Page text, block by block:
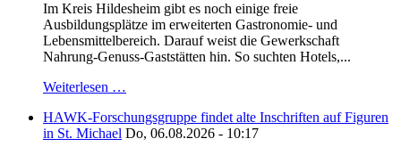
Im Kreis Hildesheim gibt es noch einige freie
Ausbildungsplätze im erweiterten Gastronomie- und
Lebensmittelbereich. Darauf weist die Gewerkschaft
Nahrung-Genuss-Gaststätten hin. So suchten Hotels,...
Weiterlesen …
HAWK-Forschungsgruppe findet alte Inschriften auf Figuren
in St. Michael Do, 06.08.2026 - 10:17